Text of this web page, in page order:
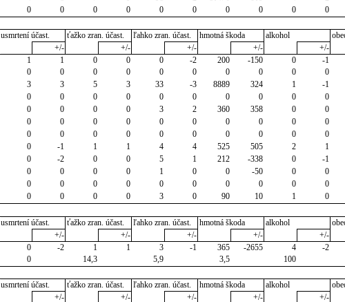
0 0 0 0 0 0 0 0 0 0
usmrtení účast. ťažko zran. účast. ľahko zran. účast. hmotná škoda alkohol
+/- +/- +/- +/- +/-
1 1 0 0 0 -2 200 -150 0 -1
0 0 0 0 0 0 0 0 0 0
3 3 5 3 33 -3 8889 324 1 -1
0 0 0 0 0 0 0 0 0 0
0 0 0 0 3 2 360 358 0 0
0 0 0 0 0 0 0 0 0 0
0 0 0 0 0 0 0 0 0 0
0 -1 1 1 4 4 525 505 2 1
0 -2 0 0 5 1 212 -338 0 -1
0 0 0 0 1 0 0 -50 0 0
0 0 0 0 0 0 0 0 0 0
0 0 0 0 3 0 90 10 1 0
usmrtení účast. ťažko zran. účast. ľahko zran. účast. hmotná škoda alkohol
+/- +/- +/- +/- +/-
0 -2 1 1 3 -1 365 -2655 4 -2
0 14,3 5,9 3,5 100
usmrtení účast. ťažko zran. účast. ľahko zran. účast. hmotná škoda alkohol
+/- +/- +/- +/- +/-